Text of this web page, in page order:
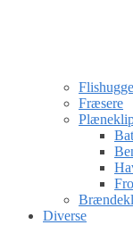
Fræsere
Diverse